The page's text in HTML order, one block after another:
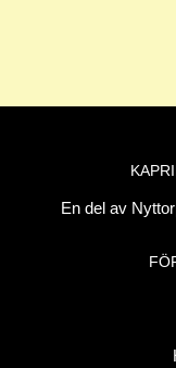
En del av